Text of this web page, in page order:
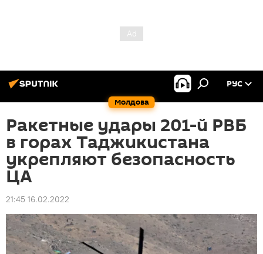
Молдова
РУС
Ракетные удары 201-й РВБ
в горах Таджикистана
укрепляют безопасность
ЦА
21:45 16.02.2022